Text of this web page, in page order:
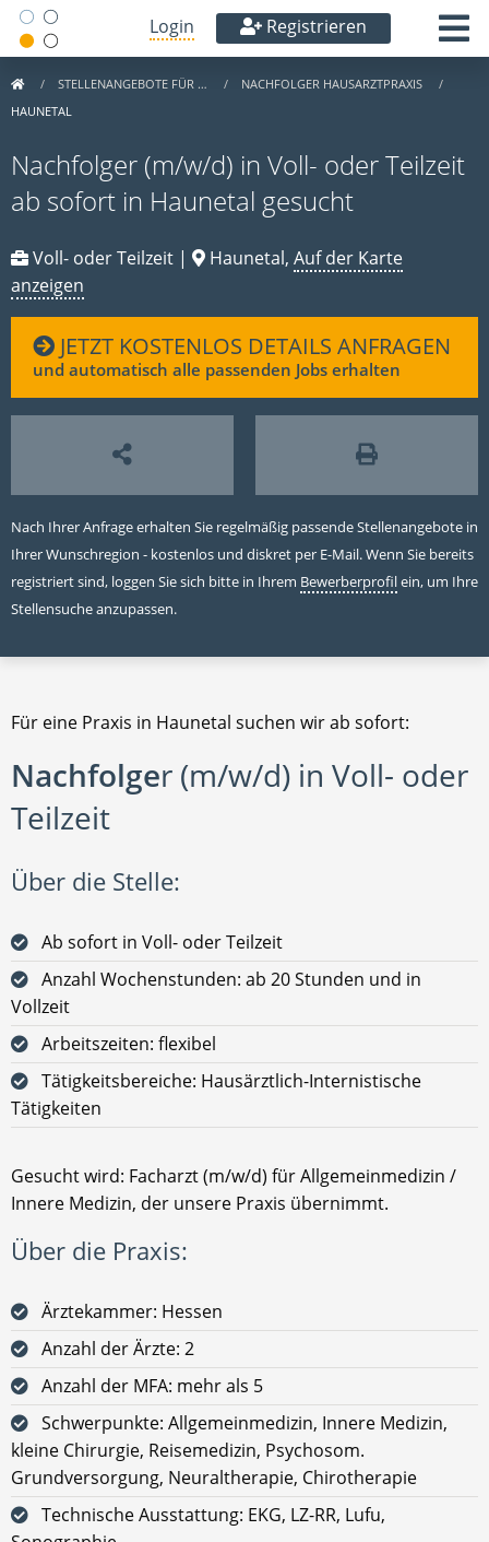
Login Registrieren
STELLENANGEBOTE FÜR …
NACHFOLGER HAUSARZTPRAXIS
HAUNETAL
Nachfolger (m/w/d) in Voll- oder Teilzeit
ab sofort in Haunetal gesucht
Voll- oder Teilzeit | Haunetal, Auf der Karte
anzeigen
JETZT KOSTENLOS DETAILS ANFRAGEN
und automatisch alle passenden Jobs erhalten
Nach Ihrer Anfrage erhalten Sie regelmäßig passende Stellenangebote in
Ihrer Wunschregion - kostenlos und diskret per E-Mail. Wenn Sie bereits
registriert sind, loggen Sie sich bitte in Ihrem Bewerberprofilein, um Ihre
Stellensuche anzupassen.
Für eine Praxis in Haunetal suchen wir ab sofort:
Nachfolger (m/w/d) in Voll- oder
Teilzeit
Über die Stelle:
Ab sofort in Voll- oder Teilzeit
Anzahl Wochenstunden: ab 20 Stunden und in
Vollzeit
Arbeitszeiten: flexibel
Tätigkeitsbereiche: Hausärztlich-Internistische
Tätigkeiten
Gesucht wird: Facharzt (m/w/d) für Allgemeinmedizin /
Innere Medizin, der unsere Praxis übernimmt.
Über die Praxis:
Ärztekammer: Hessen
Anzahl der Ärzte: 2
Anzahl der MFA: mehr als 5
Schwerpunkte: Allgemeinmedizin, Innere Medizin,
kleine Chirurgie, Reisemedizin, Psychosom.
Grundversorgung, Neuraltherapie, Chirotherapie
Technische Ausstattung: EKG, LZ-RR, Lufu,